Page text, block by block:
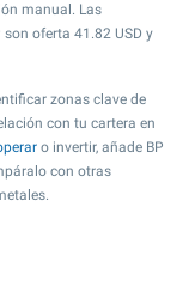
manual. Las
son oferta 41.82 USD y
zonas clave de
con tu cartera en
o invertir, añade BP
con otras